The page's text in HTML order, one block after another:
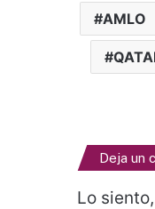
AMLO
Deja un
Lo